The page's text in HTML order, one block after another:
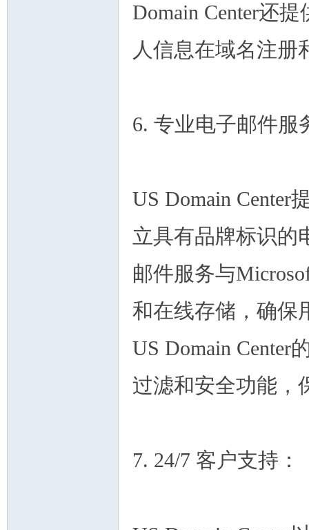
Domain Center还
人信息在域名注册
6. 专业电子邮件服
US Domain
立具有品牌标识的
邮件服务与
和在线存储，确保
US Domain
过滤和安全功能，
7. 24/7 客户支持：